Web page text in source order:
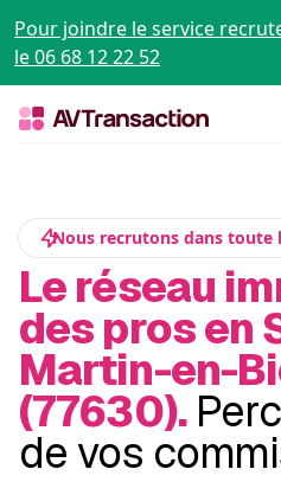
Pour joindre le service
le 06 68 12 22 52
Nous recrutons dans toute
Le réseau
des pros en
Martin-en-
(77630).
de vos